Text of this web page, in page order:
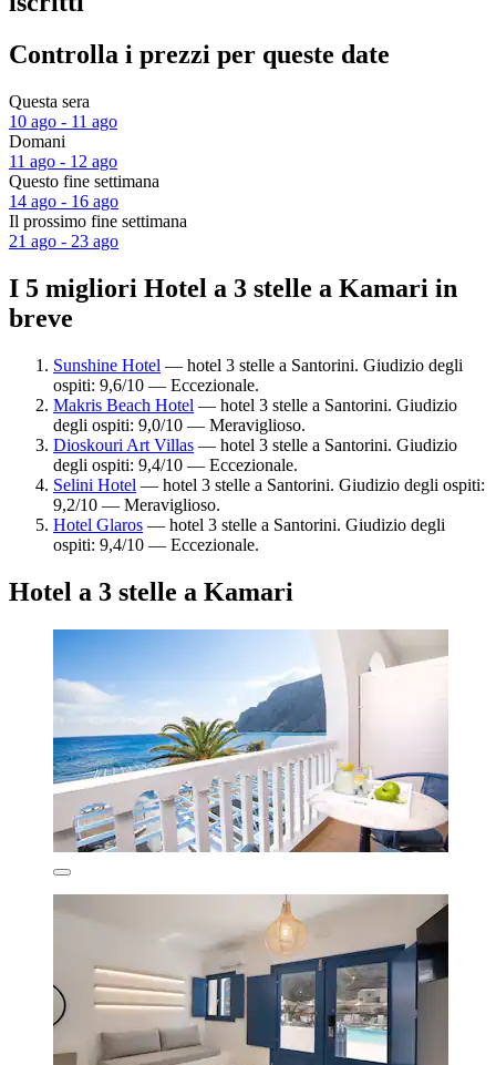
Controlla i prezzi per queste date
Questa sera
10 ago - 11 ago
Domani
11 ago - 12 ago
Questo fine settimana
14 ago - 16 ago
Il prossimo fine settimana
21 ago - 23 ago
I 5 migliori Hotel a 3 stelle a Kamari in
breve
Sunshine Hotel — hotel 3 stelle a Santorini. Giudizio degli
ospiti: 9,6/10 — Eccezionale.
Makris Beach Hotel — hotel 3 stelle a Santorini. Giudizio
degli ospiti: 9,0/10 — Meraviglioso.
Dioskouri Art Villas — hotel 3 stelle a Santorini. Giudizio
degli ospiti: 9,4/10 — Eccezionale.
Selini Hotel — hotel 3 stelle a Santorini. Giudizio degli ospiti:
9,2/10 — Meraviglioso.
Hotel Glaros — hotel 3 stelle a Santorini. Giudizio degli
ospiti: 9,4/10 — Eccezionale.
Hotel a 3 stelle a Kamari